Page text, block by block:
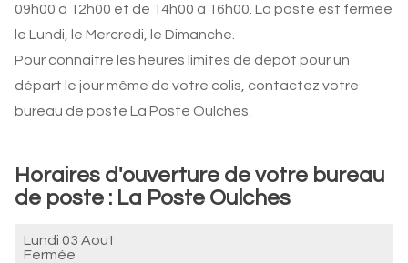
09h00 à 12h00 et de 14h00 à 16h00. La poste est fermée
le Lundi, le Mercredi, le Dimanche.
Pour connaitre les heures limites de dépôt pour un
départ le jour même de votre colis, contactez votre
bureau de poste La Poste Oulches.
Horaires d'ouverture de votre bureau
de poste : La Poste Oulches
Lundi 03 Aout
Fermée